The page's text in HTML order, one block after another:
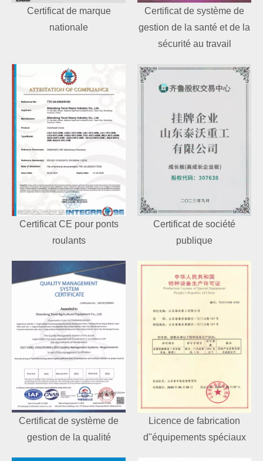
Certificat de marque
nationale
Certificat de système de
gestion de la santé et de la
sécurité au travail
Certificat CE pour ponts
roulants
Certificat de société
publique
Certificat de système de
gestion de la qualité
Licence de fabrication
d"équipements spéciaux